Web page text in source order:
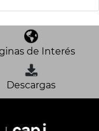
de Interés
Descargas